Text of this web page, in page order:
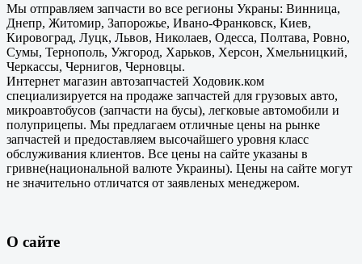
Мы отправляем запчасти во все регионы Украны: Винница,
Днепр, Житомир, Запорожье, Ивано-Франковск, Киев,
Кировоград, Луцк, Львов, Николаев, Одесса, Полтава, Ровно,
Сумы, Тернополь, Ужгород, Харьков, Херсон, Хмельницкий,
Черкассы, Чернигов, Черновцы.
Интернет магазин автозапчастей Ходовик.ком
специализируется на продаже запчастей для грузовых авто,
микроавтобусов (запчасти на бусы), легковые автомобили и
полуприцепы. Мы предлагаем отличные цены на рынке
запчастей и предоставляем высочайшего уровня класс
обслуживания клиентов. Все цены на сайте указаны в
гривне(национальной валюте Украины). Цены на сайте могут
не значительно отличатся от заявленых менеджером.
О сайте